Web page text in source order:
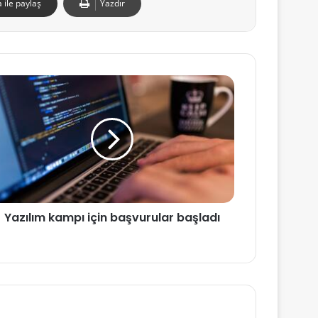
ile paylaş Yazdır
Yazılım kampı için başvurular başladı